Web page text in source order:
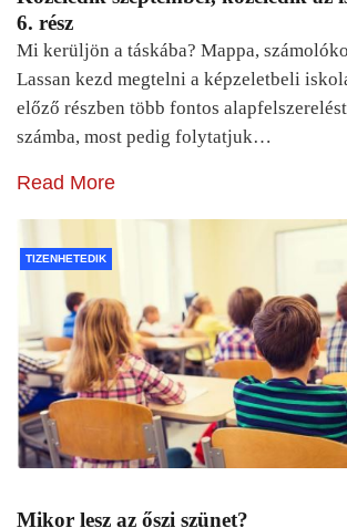
6. rész
Mi kerüljön a táskába? Mappa,
Lassan kezd megtelni a képzeletbeli
előző részben több fontos
számba, most pedig folytatjuk…
Read More
TIZENHETEDIK
Mikor lesz az őszi szünet?